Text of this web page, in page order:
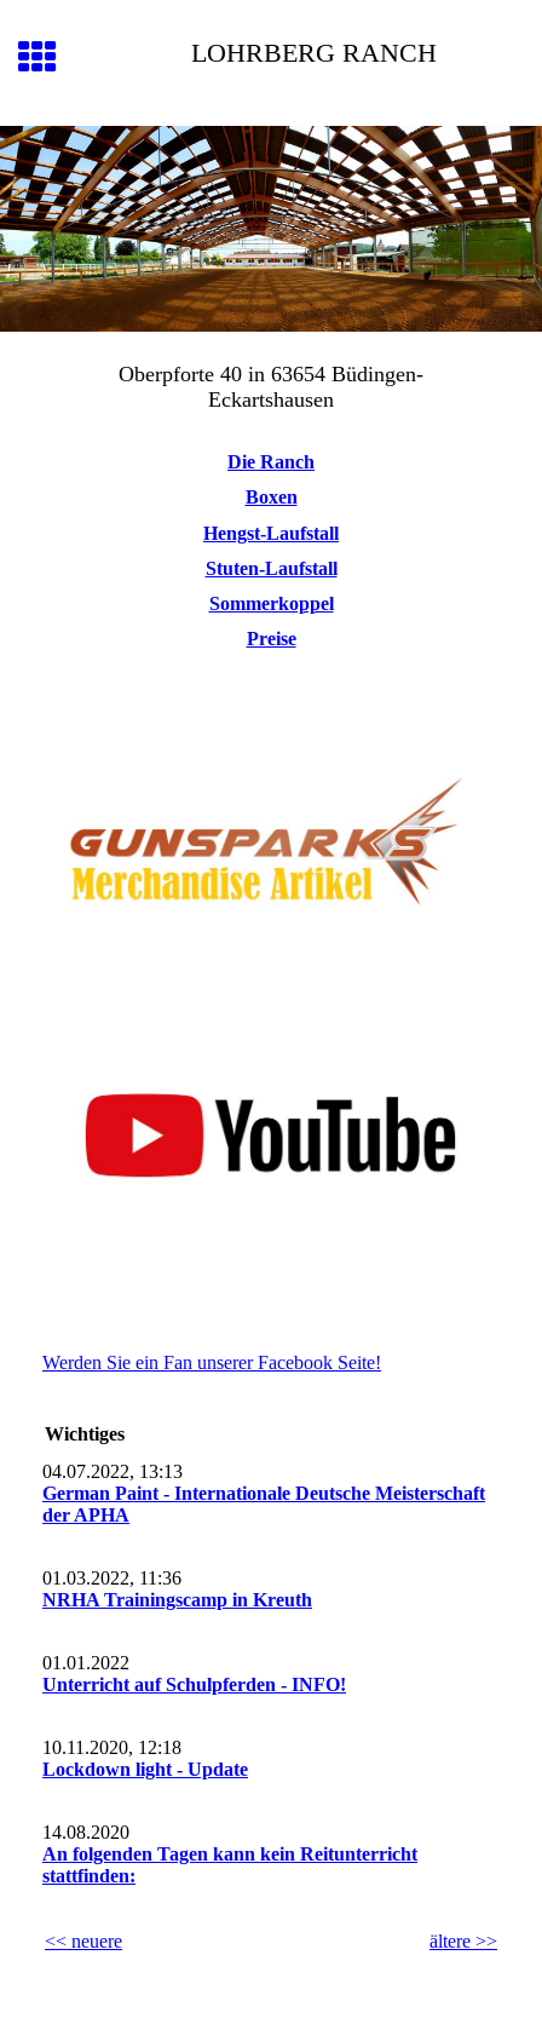
LOHRBERG RANCH
Oberpforte 40 in 63654 Büdingen-
Eckartshausen
Die Ranch
Boxen
Hengst-Laufstall
Stuten-Laufstall
Sommerkoppel
Preise
Werden Sie ein Fan unserer Facebook Seite!
Wichtiges
04.07.2022, 13:13
German Paint - Internationale Deutsche Meisterschaft
der APHA
01.03.2022, 11:36
NRHA Trainingscamp in Kreuth
01.01.2022
Unterricht auf Schulpferden - INFO!
10.11.2020, 12:18
Lockdown light - Update
14.08.2020
An folgenden Tagen kann kein Reitunterricht
stattfinden:
<< neuere ältere >>